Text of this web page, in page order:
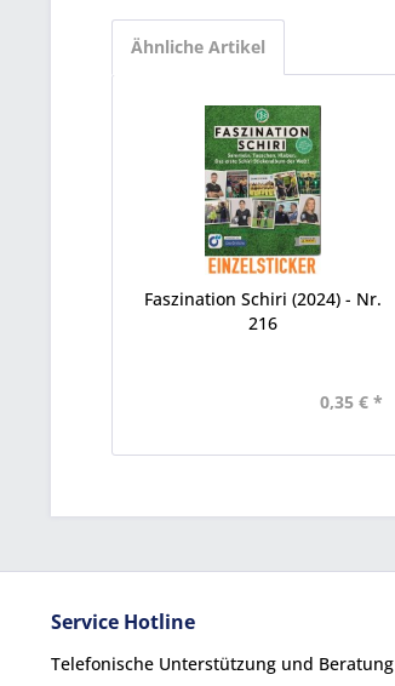
Ähnliche Artikel
Faszination Schiri (2024) - Nr.
216
0,35 € *
Service Hotline
Telefonische Unterstützung und Beratung